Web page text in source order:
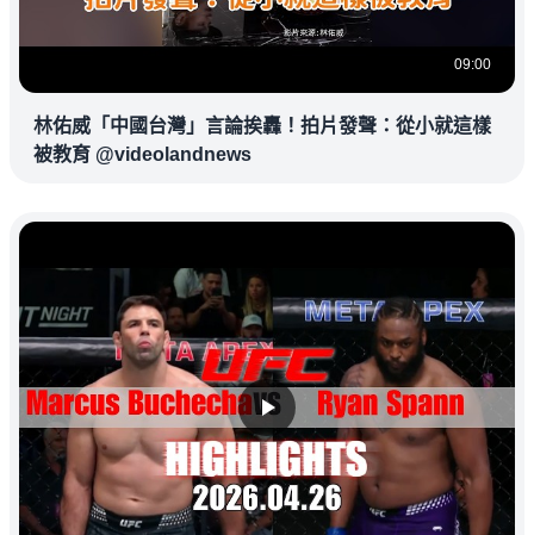
09:00
林佑威「中國台灣」言論挨轟！拍片發聲：從小就這樣
被教育 @videolandnews